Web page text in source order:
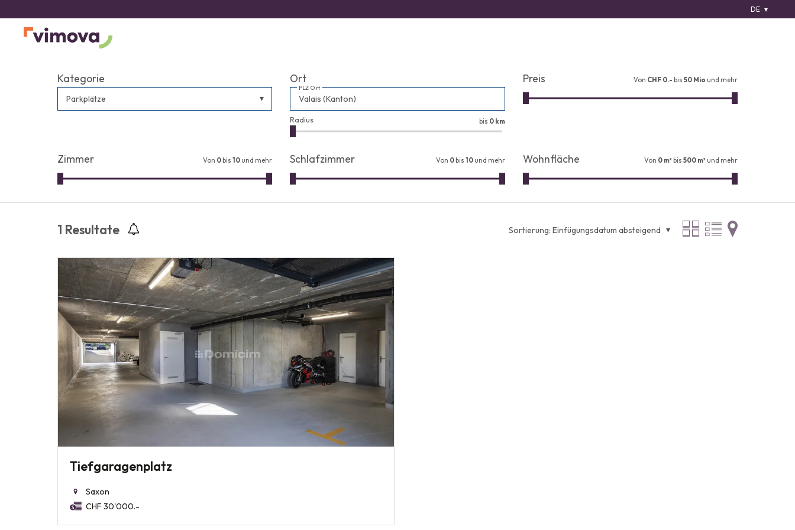
DE
Kategorie
Parkplätze
Ort
PLZ Ort
Radius bis 0 km
Preis Von CHF 0.- bis 50 Mio und mehr
Zimmer Von 0 bis 10 und mehr Schlafzimmer Von 0 bis 10 und mehr Wohnfläche Von 0 m² bis 500 m² und mehr
1 Resultate Sortierung: Einfügungsdatum absteigend
Tiefgaragenplatz
Saxon
CHF 30'000.-